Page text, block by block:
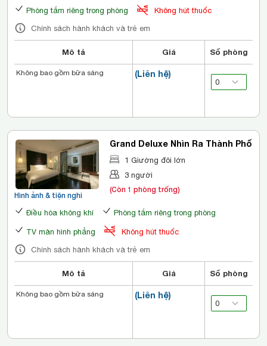
Phòng tắm riêng trong phòng
Không hút thuốc
Chính sách hành khách và trẻ em
Mô tả Giá Số phòng
(Liên hệ)
Không bao gồm bữa sáng
Hình ảnh & tiện nghi
Grand Deluxe Nhìn Ra Thành Phố
1 Giường đôi lớn
3 người
(Còn 1 phòng trống)
Điều hòa không khí Phòng tắm riêng trong phòng
TV màn hình phẳng
Không hút thuốc
Chính sách hành khách và trẻ em
Mô tả Giá Số phòng
(Liên hệ)
Không bao gồm bữa sáng